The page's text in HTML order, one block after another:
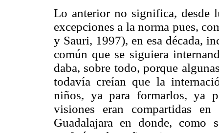
Lo anterior no significa, desde
excepciones a la norma pues,
y Sauri, 1997), en esa década,
común que se siguiera
daba, sobre todo, porque
todavía creían que la
niños, ya para formarlos, ya
visiones eran compartidas
Guadalajara en donde, como